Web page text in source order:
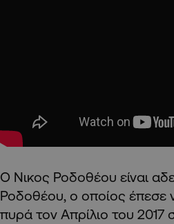
Ο Νικος Ροδοθέου είναι
Ροδοθέου, ο οποίος έπεσε
πυρά τον Απρίλιο του 2017